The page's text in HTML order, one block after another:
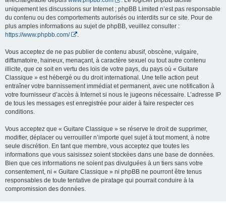
uniquement les discussions sur Internet ; phpBB Limited n’est pas responsable
du contenu ou des comportements autorisés ou interdits sur ce site. Pour de
plus amples informations au sujet de phpBB, veuillez consulter :
https://www.phpbb.com/
Vous acceptez de ne pas publier de contenu abusif, obscène, vulgaire,
diffamatoire, haineux, menaçant, à caractère sexuel ou tout autre contenu
illicite, que ce soit en vertu des lois de votre pays, du pays où « Guitare
Classique » est hébergé ou du droit international. Une telle action peut
entraîner votre bannissement immédiat et permanent, avec une notification à
votre fournisseur d’accès à Internet si nous le jugeons nécessaire. L’adresse IP
de tous les messages est enregistrée pour aider à faire respecter ces
conditions.
Vous acceptez que « Guitare Classique » se réserve le droit de supprimer,
modifier, déplacer ou verrouiller n’importe quel sujet à tout moment, à notre
seule discrétion. En tant que membre, vous acceptez que toutes les
informations que vous saisissez soient stockées dans une base de données.
Bien que ces informations ne soient pas divulguées à un tiers sans votre
consentement, ni « Guitare Classique » ni phpBB ne pourront être tenus
responsables de toute tentative de piratage qui pourrait conduire à la
compromission des données.